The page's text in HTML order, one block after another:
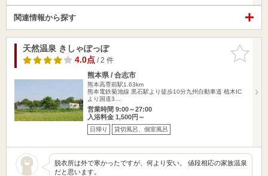
関連情報から探す
お気に入
りに追加
天然温泉 きしゃぽっぽ
4.0点/ 2 件
熊本県 / 合志市
熊本高専前駅1.63km
熊本電鉄菊池線 黒石駅より徒歩10分九州自動車道 植木IC
より国道3…
営業時間 9:00～27:00
入浴料金 1,500円～
日帰り 貸切風呂、個室風呂
脱衣所は外で寒かったですが、何より安い。 値段相応の家族温泉
だと思います。